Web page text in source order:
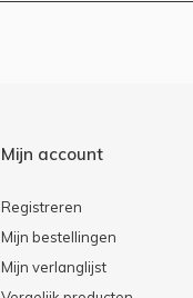
Mijn account
Registreren
Mijn bestellingen
Mijn verlanglijst